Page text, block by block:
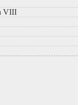
VIII